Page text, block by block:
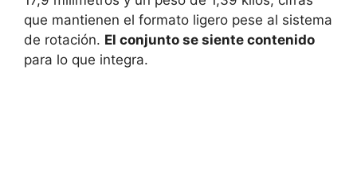
que mantienen el formato ligero pese al sistema
de rotación. El conjunto se siente contenido
para lo que integra.